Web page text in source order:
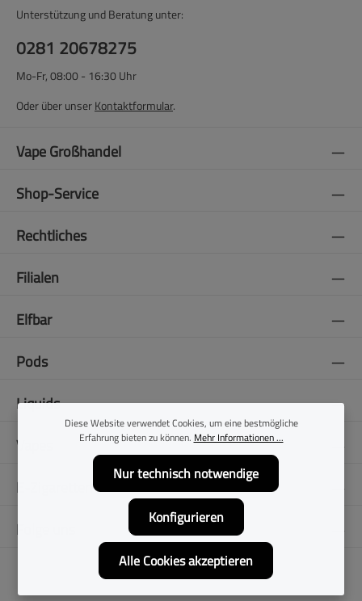
Unterstützung und Beratung unter:
0281 20678275
Mo-Fr, 08:00 - 16:30 Uhr
Oder über unserKontaktformular.
Vape Großhandel
Shop-Service
Rechtliches
Filialen
Elfbar
Pods
Liquids
Vapes
E-Zigaretten
Folge uns
Diese Website verwendet Cookies, um eine bestmögliche
Erfahrung bieten zu können. Mehr Informationen ...
Nur technisch notwendige
Konfigurieren
Alle Cookies akzeptieren